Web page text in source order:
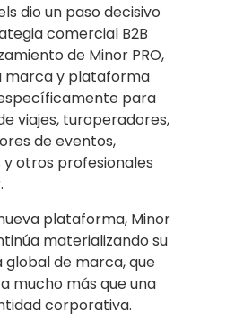
dio un paso decisivo
comercial B2B
de Minor PRO,
marca y plataforma
para
viajes, turoperadores,
de eventos,
otros profesionales
plataforma, Minor
materializando su
de marca, que
mucho más que una
corporativa.